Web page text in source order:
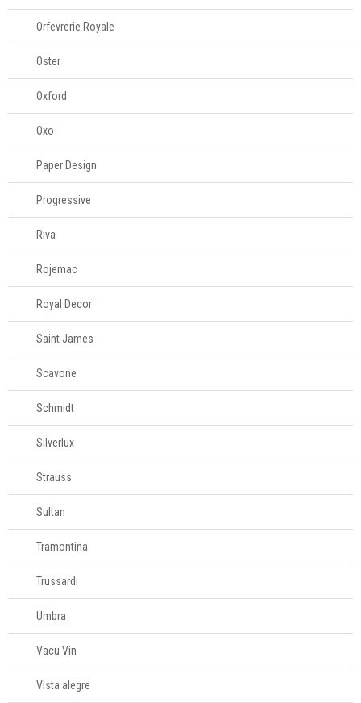
61
996588122
Orfevrerie Royale
Oster
Oxford
Oxo
Paper Design
Progressive
Riva
Rojemac
Royal Decor
Saint James
Scavone
Schmidt
Silverlux
Strauss
Sultan
Tramontina
Trussardi
Umbra
Vacu Vin
Vista alegre